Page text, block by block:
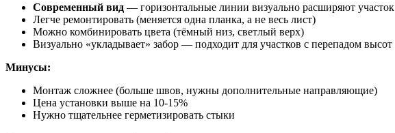
Современный вид — горизонтальные линии визуально расширяют участок
Легче ремонтировать (меняется одна планка, а не весь лист)
Можно комбинировать цвета (тёмный низ, светлый верх)
Визуально «укладывает» забор — подходит для участков с перепадом высот
Минусы:
Монтаж сложнее (больше швов, нужны дополнительные направляющие)
Цена установки выше на 10-15%
Нужно тщательнее герметизировать стыки